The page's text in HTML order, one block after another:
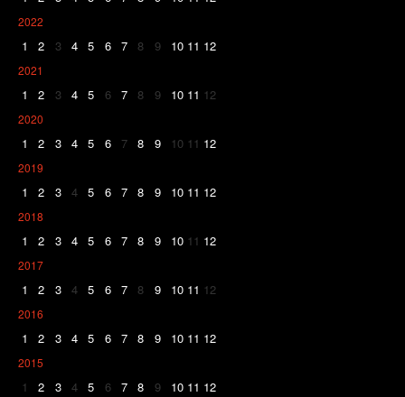
2022
1 2 3 4 5 6 7 8 9 10 11 12
2021
1 2 3 4 5 6 7 8 9 10 11 12
2020
1 2 3 4 5 6 7 8 9 10 11 12
2019
1 2 3 4 5 6 7 8 9 10 11 12
2018
1 2 3 4 5 6 7 8 9 10 11 12
2017
1 2 3 4 5 6 7 8 9 10 11 12
2016
1 2 3 4 5 6 7 8 9 10 11 12
2015
1 2 3 4 5 6 7 8 9 10 11 12